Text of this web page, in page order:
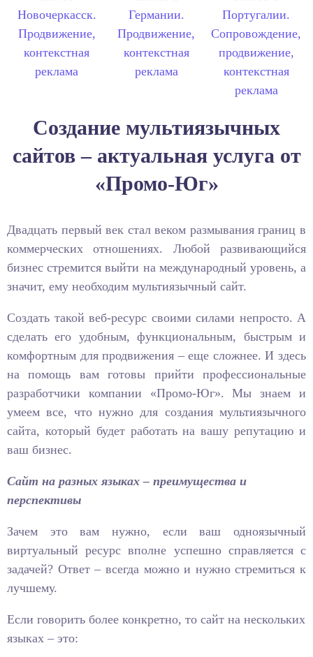
Создание мультиязычных
сайтов – актуальная услуга от
«Промо-Юг»
Двадцать первый век стал веком размывания границ в
коммерческих отношениях. Любой развивающийся
бизнес стремится выйти на международный уровень, а
значит, ему необходим мультиязычный сайт.
Создать такой веб-ресурс своими силами непросто. А
сделать его удобным, функциональным, быстрым и
комфортным для продвижения – еще сложнее. И здесь
на помощь вам готовы прийти профессиональные
разработчики компании «Промо-Юг». Мы знаем и
умеем все, что нужно для создания мультиязычного
сайта, который будет работать на вашу репутацию и
ваш бизнес.
Сайт на разных языках – преимущества и
перспективы
Зачем это вам нужно, если ваш одноязычный
виртуальный ресурс вполне успешно справляется с
задачей? Ответ – всегда можно и нужно стремиться к
лучшему.
Если говорить более конкретно, то сайт на нескольких
языках – это: